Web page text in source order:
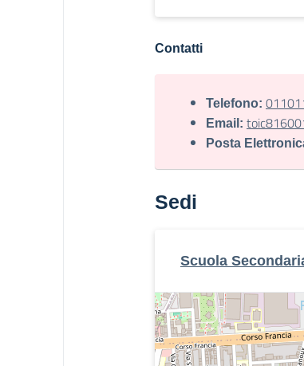
Contatti
Telefono:
Email:
Posta
Sedi
Scuola